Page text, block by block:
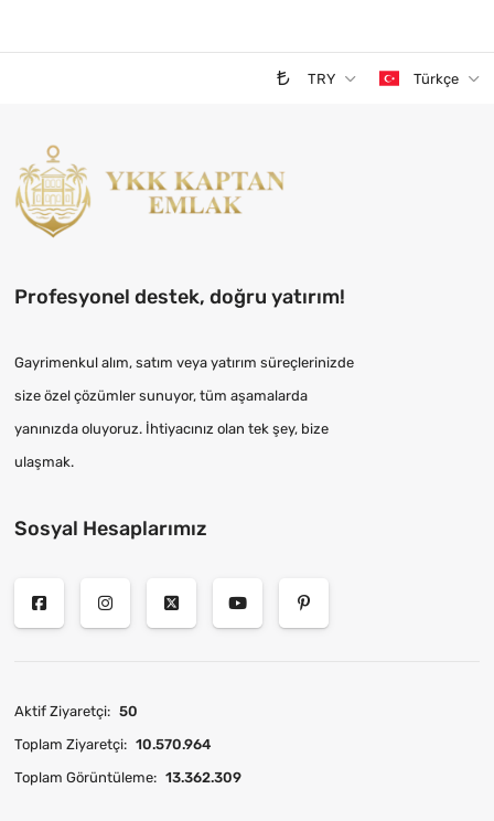
TRY Türkçe
Profesyonel destek, doğru yatırım!
Gayrimenkul alım, satım veya yatırım süreçlerinizde
size özel çözümler sunuyor, tüm aşamalarda
yanınızda oluyoruz. İhtiyacınız olan tek şey, bize
ulaşmak.
Sosyal Hesaplarımız
Aktif Ziyaretçi: 50
Toplam Ziyaretçi: 10.570.964
Toplam Görüntüleme: 13.362.309